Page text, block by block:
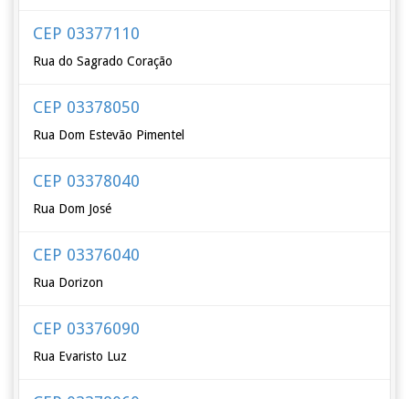
CEP 03377110
Rua do Sagrado Coração
CEP 03378050
Rua Dom Estevão Pimentel
CEP 03378040
Rua Dom José
CEP 03376040
Rua Dorizon
CEP 03376090
Rua Evaristo Luz